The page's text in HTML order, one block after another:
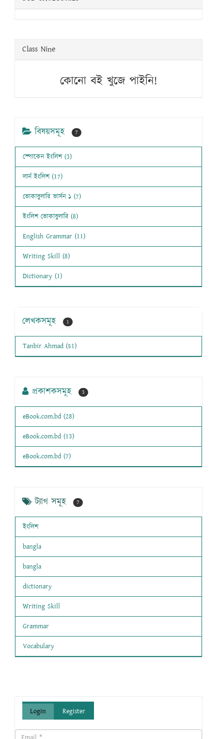
Class Nine
কোনো বই খুজে পাইনি!
বিষয়সমূহ 7
স্পোকেন ইংলিশ (3)
লার্ন ইংলিশ (17)
ভোকাবুলারি ভার্সন ১ (7)
ইংলিশ ভোকাবুলারি (8)
English Grammar (11)
Writing Skill (8)
Dictionary (1)
লেখকসমূহ 1
Tanbir Ahmad (51)
প্রকাশকসমূহ 3
eBook.com.bd (28)
eBook.com.bd (13)
eBook.com.bd (7)
ট্যাগ সমূহ 7
ইংলিশ
bangla
bangla
dictionary
Writing Skill
Grammar
Vocabulary
Login Register